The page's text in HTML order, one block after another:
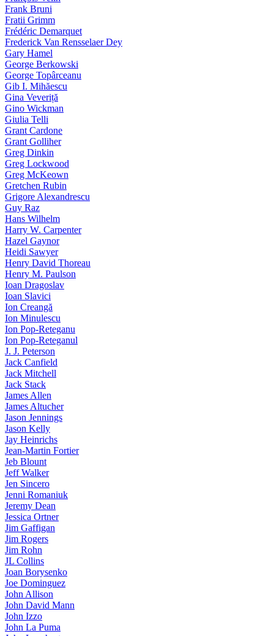
Frank Bruni
Fratii Grimm
Frédéric Demarquet
Frederick Van Rensselaer Dey
Gary Hamel
George Berkowski
George Topârceanu
Gib I. Mihăescu
Gina Veveriță
Gino Wickman
Giulia Telli
Grant Cardone
Grant Golliher
Greg Dinkin
Greg Lockwood
Greg McKeown
Gretchen Rubin
Grigore Alexandrescu
Guy Raz
Hans Wilhelm
Harry W. Carpenter
Hazel Gaynor
Heidi Sawyer
Henry David Thoreau
Henry M. Paulson
Ioan Dragoslav
Ioan Slavici
Ion Creangă
Ion Minulescu
Ion Pop-Reteganu
Ion Pop-Reteganul
J. J. Peterson
Jack Canfield
Jack Mitchell
Jack Stack
James Allen
James Altucher
Jason Jennings
Jason Kelly
Jay Heinrichs
Jean-Martin Fortier
Jeb Blount
Jeff Walker
Jen Sincero
Jenni Romaniuk
Jeremy Dean
Jessica Ortner
Jim Gaffigan
Jim Rogers
Jim Rohn
JL Collins
Joan Borysenko
Joe Dominguez
John Allison
John David Mann
John Izzo
John La Puma